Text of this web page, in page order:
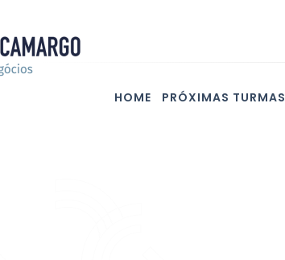
HOME PRÓXIMAS TURMAS